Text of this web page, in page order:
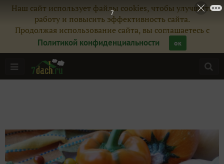
Наш сайт использует файлы cookies, чтобы улучшить
работу и повысить эффективность сайта.
Продолжая использование сайта, вы соглашаетесь с
Политикой конфиденциальности
ок
6